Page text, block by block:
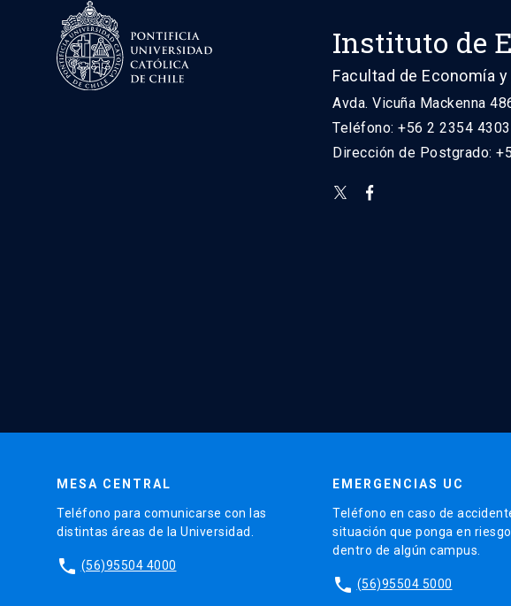
Instituto de
Facultad de Economía
Avda. Vicuña Mackenna
Teléfono: +56 2 2354 4303
Dirección de Postgrado:
MESA CENTRAL
Teléfono para comunicarse con las
distintas áreas de la Universidad.
phone (56)95504 4000
EMERGENCIAS UC
Teléfono en caso de
situación que ponga en
dentro de algún campus.
phone (56)95504 5000